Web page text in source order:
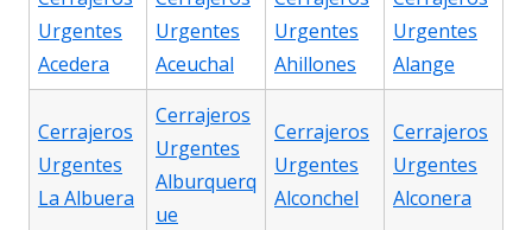
Urgentes
Acedera
Urgentes
Aceuchal
Urgentes
Ahillones
Urgentes
Alange
Cerrajeros
Urgentes
La Albuera
Cerrajeros
Urgentes
Alburquerq
ue
Cerrajeros
Urgentes
Alconchel
Cerrajeros
Urgentes
Alconera